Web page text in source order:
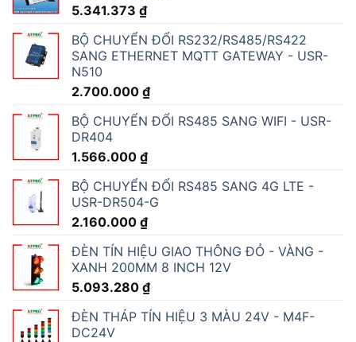
5.341.373 ₫
BỘ CHUYỂN ĐỔI RS232/RS485/RS422
SANG ETHERNET MQTT GATEWAY - USR-
N510
2.700.000 ₫
BỘ CHUYỂN ĐỔI RS485 SANG WIFI - USR-
DR404
1.566.000 ₫
BỘ CHUYỂN ĐỔI RS485 SANG 4G LTE -
USR-DR504-G
2.160.000 ₫
ĐÈN TÍN HIỆU GIAO THÔNG ĐỎ - VÀNG -
XANH 200MM 8 INCH 12V
5.093.280 ₫
ĐÈN THÁP TÍN HIỆU 3 MÀU 24V - M4F-
DC24V